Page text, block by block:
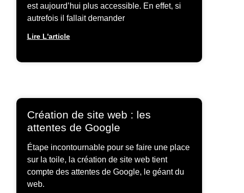
est aujourd’hui plus accessible. En effet, si
autrefois il fallait demander
Lire L'article
Création de site web : les
attentes de Google
Étape incontournable pour se faire une place
sur la toile, la création de site web tient
compte des attentes de Google, le géant du
web.